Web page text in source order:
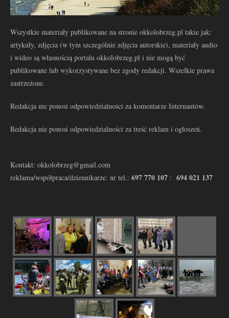
Wszystkie materiały publikowane na stronie okkolobrzeg.pl takie jak:
artykuły, zdjęcia (w tym szczególnie zdjęcia autorskie), materiały audio
i wideo są własnością portalu okkolobrzeg.pl i nie mogą być
publikowane lub wykorzystywane bez zgody redakcji. Wszelkie prawa
zastrzeżone.
Redakcja nie ponosi odpowiedzialności za komentarze Internautów.
Redakcja nie ponosi odpowiedzialności za treść reklam i ogłoszeń.
Kontakt: okkolobrzeg@gmail.com
reklama/współpraca/dziennikarze: nr tel.: 697 770 107 : 694 021 137